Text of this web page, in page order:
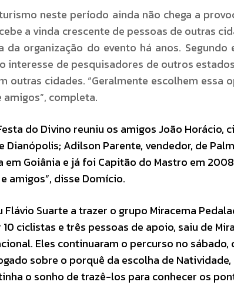
neste período ainda não chega a
a vinda crescente de pessoas de outras
da organização do evento há anos.
interesse de pesquisadores de outros
outras cidades. “Geralmente escolhem essa
completa.
do Divino reuniu os amigos João Horácio,
Dianópolis; Adilson Parente, vendedor, de
Goiânia e já foi Capitão do Mastro em
amigos”, disse Domício.
Suarte a trazer o grupo Miracema
ciclistas e três pessoas de apoio, saiu de
Eles continuaram o percurso no
sobre o porquê da escolha de
o sonho de trazê-los para conhecer os